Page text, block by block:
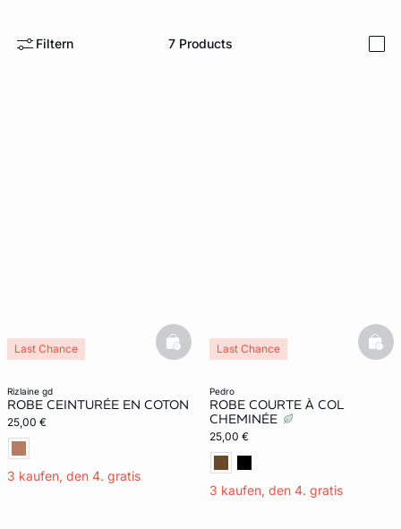
Filtern 7 Products
rizlaine gd
ROBE CEINTURÉE EN COTON
25,00 €
3 kaufen, den 4. gratis
Last Chance basketfull
pedro
ROBE COURTE À COL
CHEMINÉE
25,00 €
3 kaufen, den 4. gratis
Last Chance